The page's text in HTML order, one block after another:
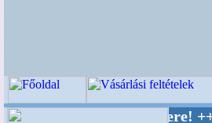
Világ Mestere!